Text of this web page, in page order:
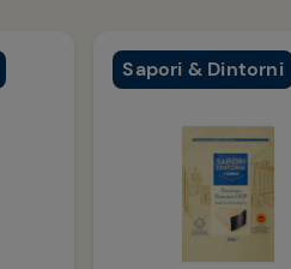
Sapori & Dintorni